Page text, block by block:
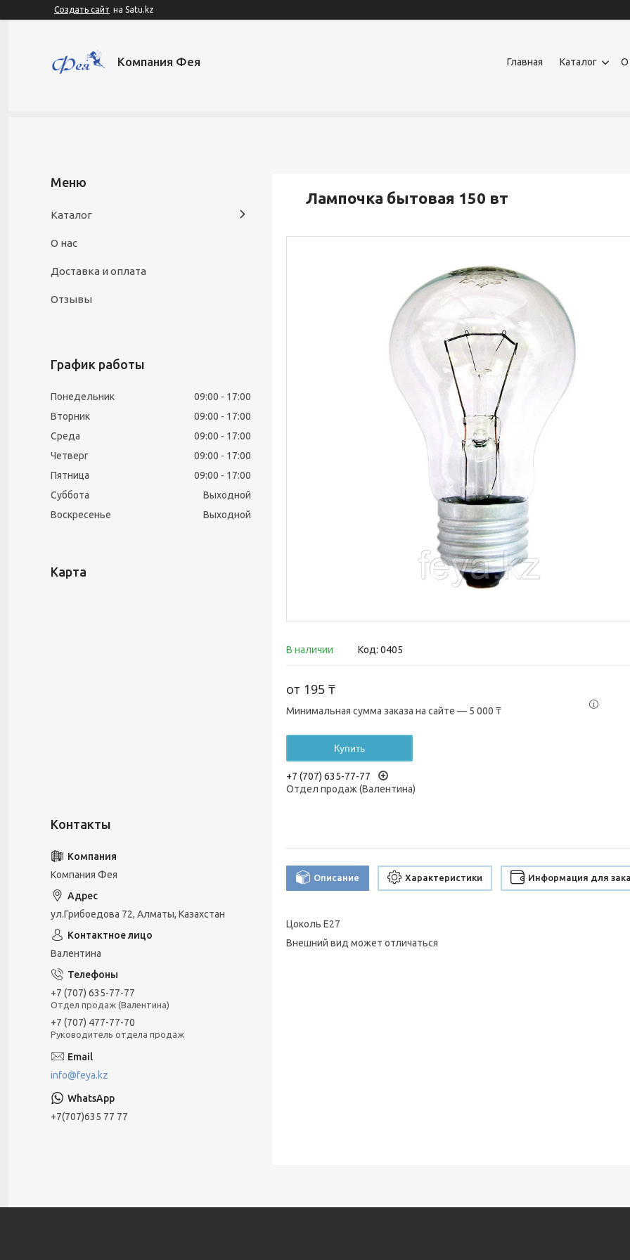
Создать сайт на Satu.kz
Компания Фея Главная Каталог О
Лампочка бытовая 150 вт
В наличии Код: 0405
от 195 ₸
Минимальная сумма заказа на сайте — 5 000 ₸
Купить
+7 (707) 635-77-77
Отдел продаж (Валентина)
Описание Характеристики Информация для
Цоколь E27
Внешний вид может отличаться
Каталог
О нас
Доставка и оплата
Отзывы
График работы
Понедельник 09:00
17:00
Вторник
09:00
17:00
Среда
09:00
17:00
Четверг
09:00
17:00
Пятница
09:00
17:00
Суббота
Выходной
Воскресенье
Выходной
Карта
Компания Фея
ул.Грибоедова 72, Алматы, Казахстан
Валентина
+7 (707) 635-77-77
Отдел продаж (Валентина)
+7 (707) 477-77-70
Руководитель отдела продаж
info@feya.kz
+7(707)635 77 77